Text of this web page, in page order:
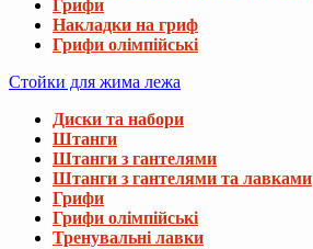
Грифи
Накладки на гриф
Грифи олімпійські
Стойки для жима лежа
Диски та набори
Штанги
Штанги з гантелями
Штанги з гантелями та лавками
Грифи
Грифи олімпійські
Тренувальні лавки